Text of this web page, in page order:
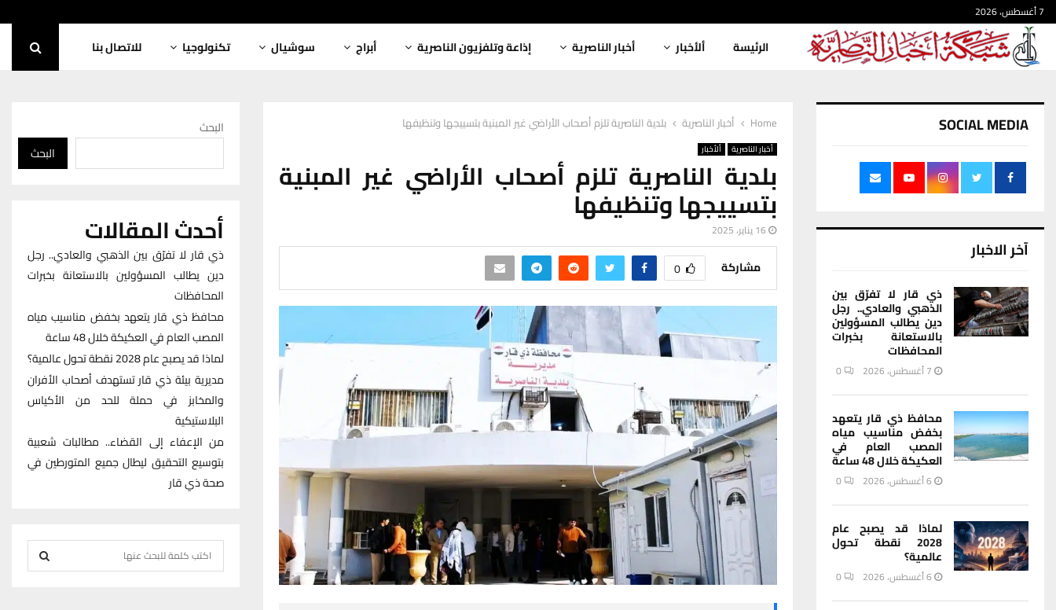
7 أغسطس، 2026
الرئيسة ألأخبار أخبار الناصرية إذاعة وتلفزيون الناصرية أبراج سوشيال تكنولوجيا للاتصال بنا
Home أخبار الناصرية بلدية الناصرية تلزم أصحاب الأراضي غير المبنية بتسييجها وتنظيفها
أخبار الناصرية ألأخبار
بلدية الناصرية تلزم أصحاب الأراضي غير المبنية
بتسييجها وتنظيفها
16 يناير، 2025
مشاركة 0
SOCIAL MEDIA
آخر الاخبار
ذي قار لا تفرّق بين
الذهبي والعادي.. رجل
دين يطالب المسؤولين
بالاستعانة بخبرات
المحافظات
7 أغسطس، 2026 0
محافظ ذي قار يتعهد
بخفض مناسيب مياه
المصب العام في
العكيكة خلال 48 ساعة
6 أغسطس، 2026 0
لماذا قد يصبح عام
2028 نقطة تحول
عالمية؟
6 أغسطس، 2026 0
البحث
البحث
أحدث المقالات
ذي قار لا تفرّق بين الذهبي والعادي.. رجل
دين يطالب المسؤولين بالاستعانة بخبرات
المحافظات
محافظ ذي قار يتعهد بخفض مناسيب مياه
المصب العام في العكيكة خلال 48 ساعة
لماذا قد يصبح عام 2028 نقطة تحول عالمية؟
مديرية بيئة ذي قار تستهدف أصحاب الأفران
والمخابز في حملة للحد من الأكياس
البلاستيكية
من الإعفاء إلى القضاء.. مطالبات شعبية
بتوسيع التحقيق ليطال جميع المتورطين في
صحة ذي قار
e